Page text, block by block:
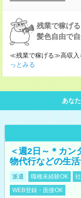
残業で稼げる
髪色自由で
≪残業で稼げる≫高収入
っとみる
あな
＜週2日～＊カン
物代行などの生活
派遣 職種未経験OK
WEB登録・面接OK